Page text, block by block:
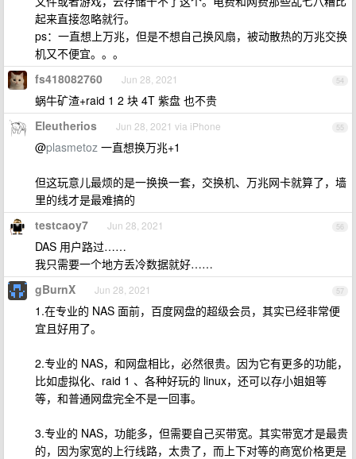
起来直接忽略就行。
ps：一直想上万兆，但是不想自己换风扇，被动散热的万兆交换
机又不便宜。。。
54
fs418082760 Jun 28, 2021
蜗牛矿渣+raid 1 2 块 4T 紫盘 也不贵
55
Eleutherios Jun 28, 2021 via iPhone
@plasmetoz 一直想换万兆+1
但这玩意儿最烦的是一换换一套，交换机、万兆网卡就算了，墙
里的线才是最难搞的
56
testcaoy7 Jun 28, 2021
DAS 用户路过……
我只需要一个地方丢冷数据就好……
57
gBurnX Jun 28, 2021
1.在专业的 NAS 面前，百度网盘的超级会员，其实已经非常便
宜且好用了。
2.专业的 NAS，和网盘相比，必然很贵。因为它有更多的功能，
比如虚拟化、raid 1 、各种好玩的 linux，还可以存小姐姐等
等，和普通网盘完全不是一回事。
3.专业的 NAS，功能多，但需要自己买带宽。其实带宽才是最贵
的，因为家宽的上行线路，太贵了，而上下对等的商宽价格更是